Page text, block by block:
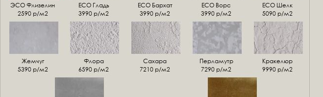
ЭСО Флизелин
2590 р/м2
ЕСО Гладь
3990 р/м2
ECO Бархат
3990 р/м2
ЕСО Ворс
3990 р/м2
ЕСО Шелк
5090 р/м2
Жемчуг
5390 р/м2
Флора
6590 р/м2
Сахара
7210 р/м2
Перламутр
7290 р/м2
Кракелюр
9990 р/м2